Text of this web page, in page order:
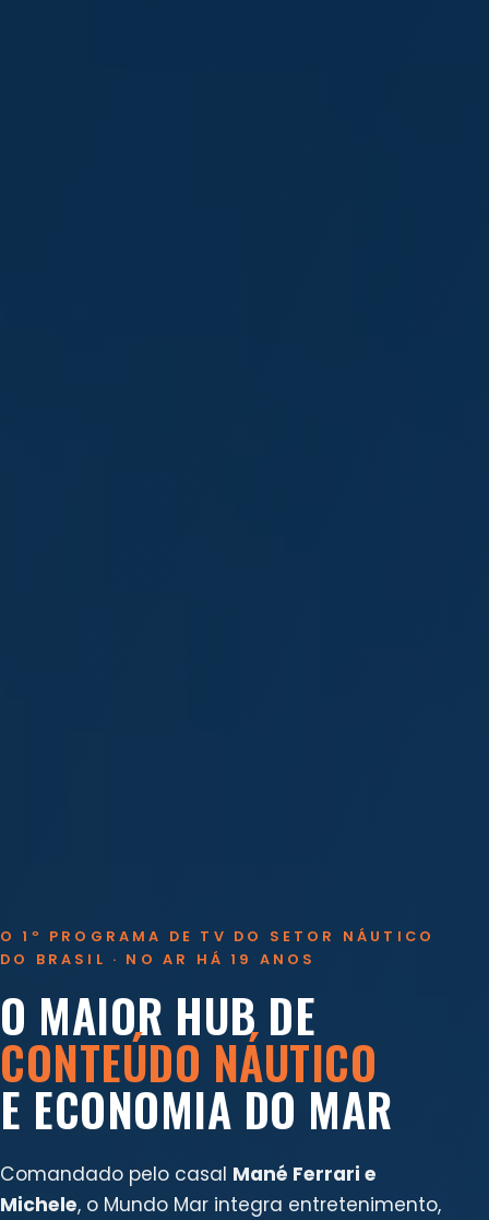
O 1º PROGRAMA DE TV DO SETOR NÁUTICO
DO BRASIL · NO AR HÁ 19 ANOS
O MAIOR HUB DE
CONTEÚDO NÁUTICO
E ECONOMIA DO MAR
Comandado pelo casal Mané Ferrari e
Michele, o Mundo Mar integra entretenimento,